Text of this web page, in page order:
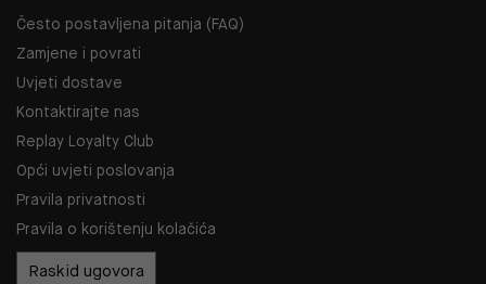
Često postavljena pitanja (FAQ)
Zamjene i povrati
Uvjeti dostave
Kontaktirajte nas
Replay Loyalty Club
Opći uvjeti poslovanja
Pravila privatnosti
Pravila o korištenju kolačića
Raskid ugovora